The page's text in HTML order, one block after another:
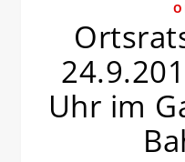
Uhr im